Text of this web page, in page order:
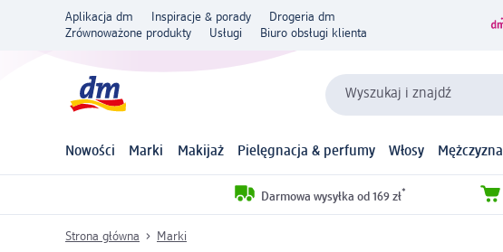
Aplikacja dm Inspiracje & porady
Drogeria dm
Zrównoważone produkty
Usługi Biuro obsługi klienta
Wyszukaj i znajdź
Nowości Marki Makijaż Pielęgnacja & perfumy Włosy Mężczyzna
Darmowa wysyłka od 169 zł*
Strona główna Marki